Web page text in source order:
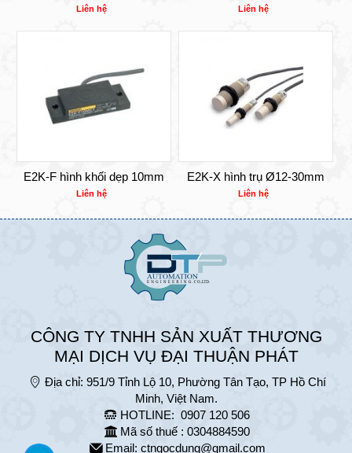
Liên hệ Liên hệ
E2K-F hình khối dẹp 10mm
Liên hệ
E2K-X hình trụ Ø12-30mm
Liên hệ
CÔNG TY TNHH SẢN XUẤT THƯƠNG
MẠI DỊCH VỤ ĐẠI THUẬN PHÁT
Địa chỉ: 951/9 Tỉnh Lộ 10, Phường Tân Tạo, TP Hồ Chí
Minh, Việt Nam.
HOTLINE: 0907 120 506
Mã số thuế : 0304884590
Email: ctngocdung@gmail.com